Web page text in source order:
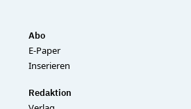
Abo
E-Paper
Inserieren
Redaktion